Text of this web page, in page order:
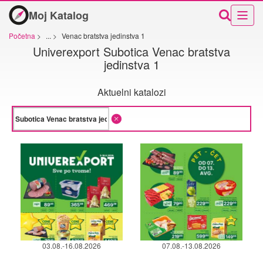
Moj Katalog
Početna > ... > Venac bratstva jedinstva 1
Univerexport Subotica Venac bratstva
jedinstva 1
Aktuelni katalozi
03.08.-16.08.2026 07.08.-13.08.2026